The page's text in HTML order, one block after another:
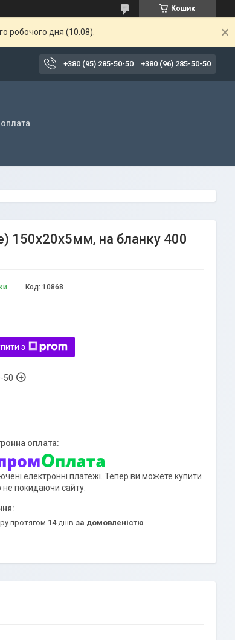
Кошик
робочого дня (10.08).
+380 (95) 285-50-50 +380 (96) 285-50-50
150х20х5мм, на бланку 400
Код: 10868
з
50
електронні платежі. Тепер ви можете купити
не покидаючи сайту.
протягом 14 днів за домовленістю